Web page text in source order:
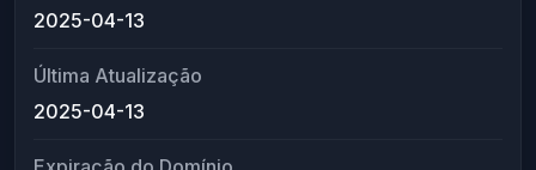
2025-04-13
Última Atualização
2025-04-13